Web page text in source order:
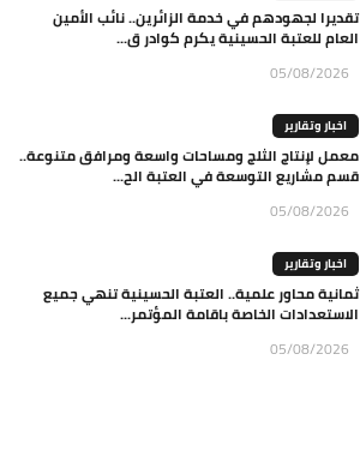
تقديرا لجهودهم في خدمة الزائرين.. نائب الأمين
العام للعتبة الحسينية يكرم كوادر ق...
05/08/2026
اخبار وتقارير
معمل لإنتاج الثلج ومساحات واسعة ومرافق متنوعة..
قسم مشاريع التوسعة في العتبة الح...
05/08/2026
اخبار وتقارير
ثمانية محاور علمية.. العتبة الحسينية تنهي جميع
الاستعدادات الخاصة باقامة المؤتمر...
05/08/2026